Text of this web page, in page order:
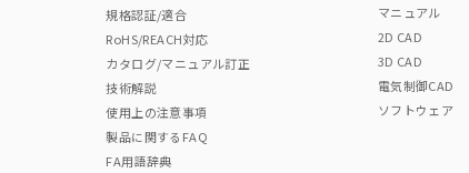
がされた商品であっても、流通在庫等で未対応品が混在する可
社営業部門もしくは販売店へお問い合わせください。
規格認証/適合
RoHS/REACH対応
カタログ/マニュアル訂正
技術解説
使用上の注意事項
製品に関するFAQ
FA用語辞典
マニュアル
2D CAD
3D CAD
電気制御CAD
ソフトウェア